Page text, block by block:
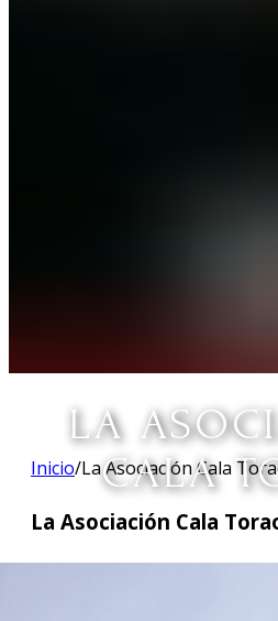
LA
CALA
Inicio/La Asociación Cala
La Asociación Cala